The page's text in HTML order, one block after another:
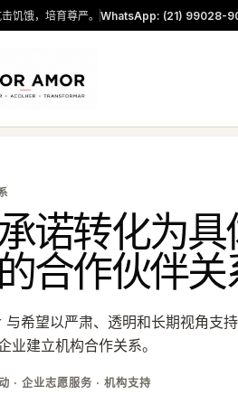
饥饿，培育尊严。 WhatsApp: (21) 99028-
诺转化为具
合作伙伴关
希望以严肃、透明和长期视角支
业建立机构合作关系。
· 企业志愿服务 · 机构支持